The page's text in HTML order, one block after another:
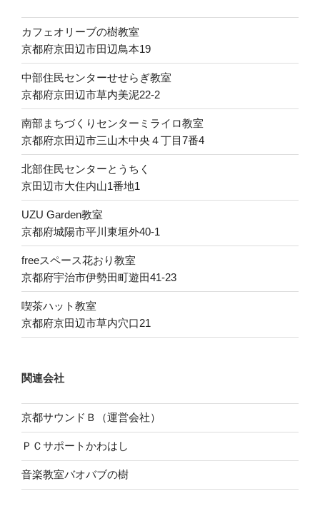
カフェオリーブの樹教室
京都府京田辺市田辺鳥本19
中部住民センターせせらぎ教室
京都府京田辺市草内美泥22-2
南部まちづくりセンターミライロ教室
京都府京田辺市三山木中央４丁目7番4
北部住民センターとうちく
京田辺市大住内山1番地1
UZU Garden教室
京都府城陽市平川東垣外40-1
freeスペース花おり教室
京都府宇治市伊勢田町遊田41-23
喫茶ハット教室
京都府京田辺市草内穴口21
関連会社
京都サウンドＢ（運営会社）
ＰＣサポートかわはし
音楽教室バオバブの樹